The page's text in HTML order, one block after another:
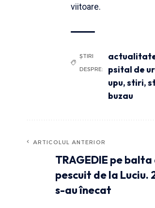
viitoare.
ȘTIRI
DESPRE:
psital de
upu,stiri,
buzau
ARTICOLUL ANTERIOR
TRAGEDIE pe balta
pescuit de la Luciu.
s-au înecat